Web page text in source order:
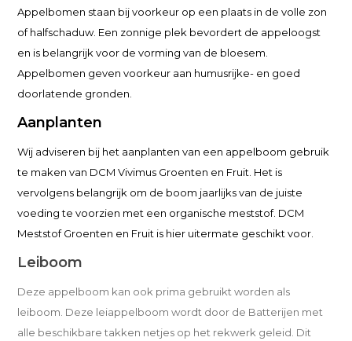
Appelbomen staan bij voorkeur op een plaats in de volle zon
of halfschaduw. Een zonnige plek bevordert de appeloogst
en is belangrijk voor de vorming van de bloesem.
Appelbomen geven voorkeur aan humusrijke- en goed
doorlatende gronden.
Aanplanten
Wij adviseren bij het aanplanten van een appelboom gebruik
te maken van DCM Vivimus Groenten en Fruit. Het is
vervolgens belangrijk om de boom jaarlijks van de juiste
voeding te voorzien met een organische meststof. DCM
Meststof Groenten en Fruit is hier uitermate geschikt voor.
Leiboom
Deze appelboom kan ook prima gebruikt worden als
leiboom. Deze leiappelboom wordt door de Batterijen met
alle beschikbare takken netjes op het rekwerk geleid. Dit